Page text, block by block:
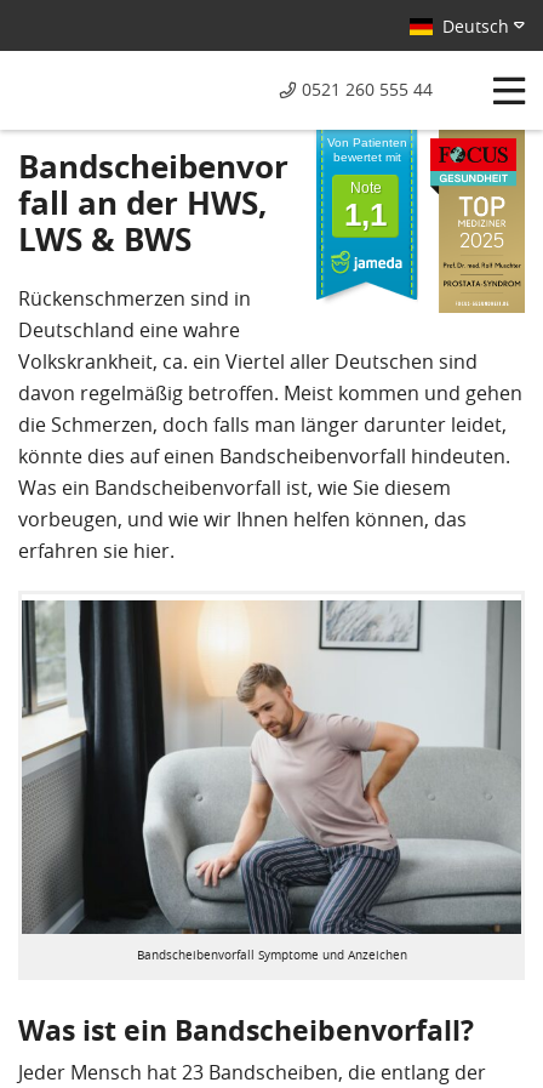
Deutsch
0521 260 555 44
Von Patienten
bewertet mit
Note
1,1
Bandscheibenvor
fall an der HWS,
LWS & BWS
Rückenschmerzen sind in
Deutschland eine wahre
Volkskrankheit, ca. ein Viertel aller Deutschen sind
davon regelmäßig betroffen. Meist kommen und gehen
die Schmerzen, doch falls man länger darunter leidet,
könnte dies auf einen Bandscheibenvorfall hindeuten.
Was ein Bandscheibenvorfall ist, wie Sie diesem
vorbeugen, und wie wir Ihnen helfen können, das
erfahren sie hier.
Bandscheibenvorfall Symptome und Anzeichen
Was ist ein Bandscheibenvorfall?
Jeder Mensch hat 23 Bandscheiben, die entlang der